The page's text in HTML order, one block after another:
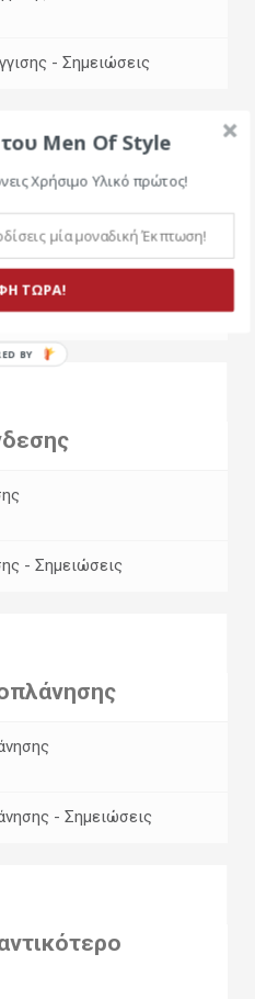
- Σημειώσεις
Σημειώσεις
- Σημειώσεις
- Σημειώσεις
Men Of Style
Χρήσιμο Υλικό πρώτος!
ΤΩΡΑ!